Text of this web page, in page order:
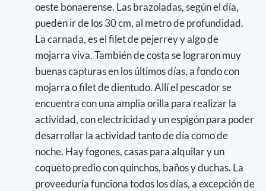
oeste bonaerense. Las brazoladas, según el día,
pueden ir de los 30 cm, al metro de profundidad.
La carnada, es el filet de pejerrey y algo de
mojarra viva. También de costa se lograron muy
buenas capturas en los últimos días, a fondo con
mojarra o filet de dientudo. Allí el pescador se
encuentra con una amplia orilla para realizar la
actividad, con electricidad y un espigón para poder
desarrollar la actividad tanto de día como de
noche. Hay fogones, casas para alquilar y un
coqueto predio con quinchos, baños y duchas. La
proveeduría funciona todos los días, a excepción de